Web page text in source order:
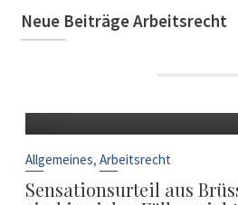
Neue Beiträge Arbeitsrecht
Allgemeines, Arbeitsrecht
Sensationsurteil aus